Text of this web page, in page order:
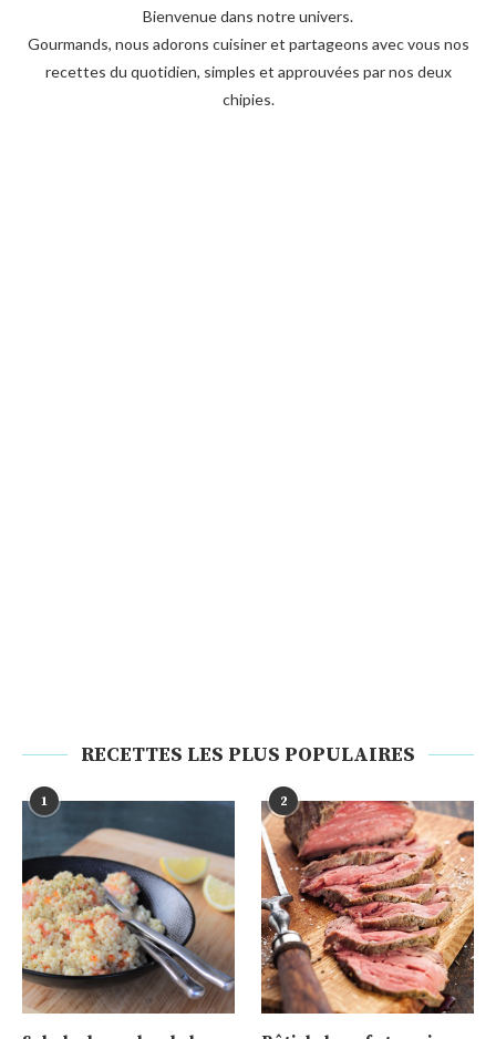
Bienvenue dans notre univers.
Gourmands, nous adorons cuisiner et partageons avec vous nos
recettes du quotidien, simples et approuvées par nos deux
chipies.
RECETTES LES PLUS POPULAIRES
1 2